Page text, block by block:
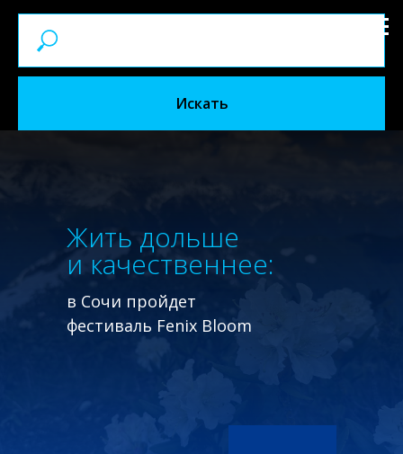
Искать
Жить дольше
и качественнее:
в Сочи пройдет
фестиваль Fenix Bloom